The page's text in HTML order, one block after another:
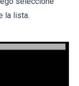
la lista.